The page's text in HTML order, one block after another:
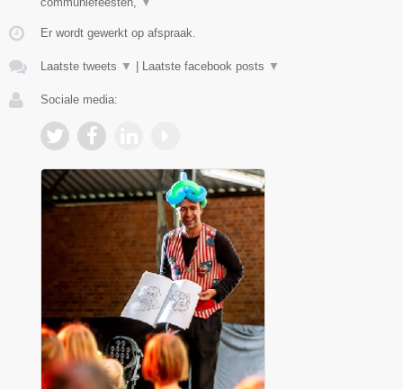
Er wordt gewerkt op afspraak.
Laatste tweets ▼ Laatste facebook posts ▼
Sociale media: